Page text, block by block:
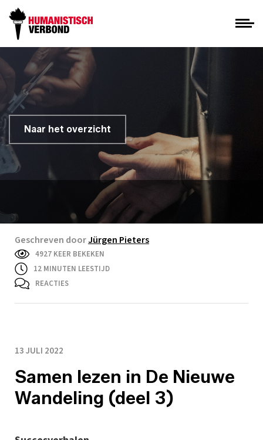
Naar het overzicht
Geschreven doorJürgen Pieters
4927 KEER BEKEKEN
12 MINUTEN LEESTIJD
REACTIES
13 JULI 2022
Samen lezen in De Nieuwe
Wandeling (deel 3)